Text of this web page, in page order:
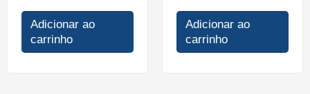
Adicionar ao
carrinho
Adicionar ao
carrinho